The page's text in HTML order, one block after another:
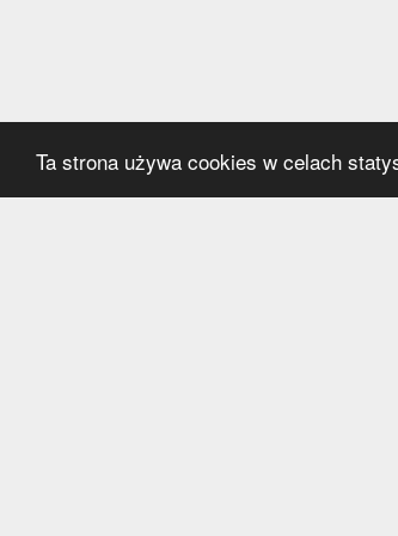
Ta strona używa cookies w celach